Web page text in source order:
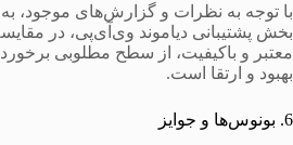
با توجه به نظرات و گزارش‌های موجود،
بخش پشتیبانی دیاموند وی‌آی‌پی، در
معتبر و باکیفیت، از سطح مطلوبی
بهبود و ارتقا است.
6. بونوس‌ها و جوایز